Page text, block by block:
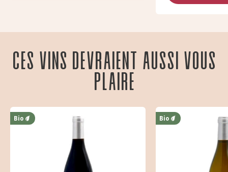
Ces vins devraient aussi vous
plaire
Bio Bio